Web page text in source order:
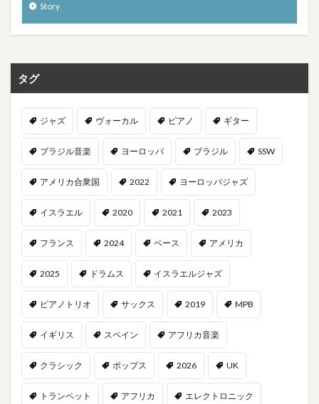
Story
タグ
ジャズ ヴォーカル ピアノ ギター
ブラジル音楽 ヨーロッパ ブラジル SSW
アメリカ合衆国 2022 ヨーロッパジャズ
イスラエル 2020 2021 2023
フランス 2024 ベース アメリカ
2025 ドラムス イスラエルジャズ
ピアノトリオ サックス 2019 MPB
イギリス スペイン アフリカ音楽
クラシック ポップス 2026 UK
トランペット アフリカ エレクトロニック